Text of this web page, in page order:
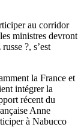
au corridor
ministres devront
?, s’est
la France et
intégrer la
récent du
Anne
à Nabucco